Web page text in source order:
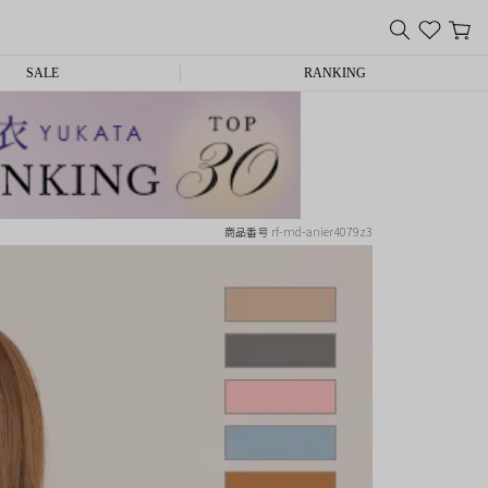
SALE RANKING
商品番号 rf-md-anier4079z3